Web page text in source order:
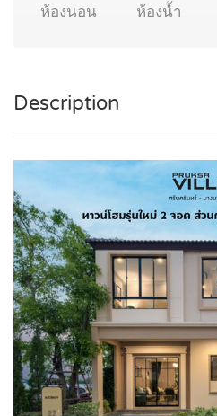
ห้องนอน
ห้องน้ำ
Description